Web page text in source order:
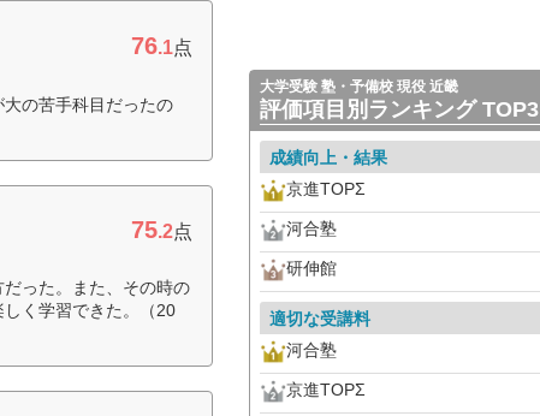
76.1点
の苦手科目だったの
75.2点
った。また、その時の
く学習できた。（20
大学受験 塾・予備校 現役 近畿
評価項目別ランキング TOP3
成績向上・結果
京進TOPΣ
河合塾
研伸館
適切な受講料
河合塾
京進TOPΣ